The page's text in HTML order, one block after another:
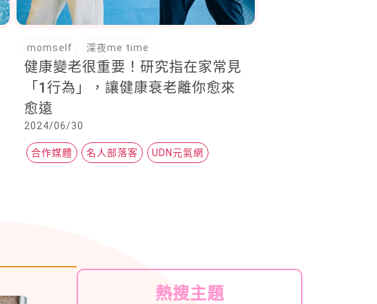
momself 深夜me time
健康變老很重要！研究指在家常見
「1行為」，讓健康衰老離你愈來
愈遠
2024/06/30
合作媒體 名人部落客 UDN元氣網
熱搜主題